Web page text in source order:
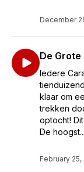
December
De Grote
Iedere
klaar om
trekken
optocht!
De hoogst...
February 25,